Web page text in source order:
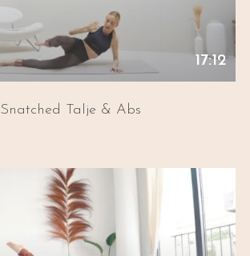
17:12
Snatched Talje & Abs